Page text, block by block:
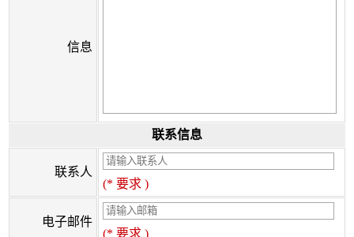
信息
联系信息
联系人
(* 要求 )
电子邮件
(* 要求 )